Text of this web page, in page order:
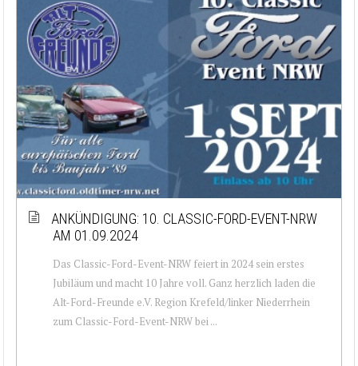
ANKÜNDIGUNG: 10. CLASSIC-FORD-EVENT-NRW
AM 01.09.2024
Das Classic-Ford-Event-NRW feiert in 2024 sein erstes
Jubiläum und macht 10 Jahre voll. Ganz herzlich laden die
Alt-Ford-Freunde e.V. Region Krefeld/linker Niederrhein
zum Classic-Ford-Event-NRW bei ...